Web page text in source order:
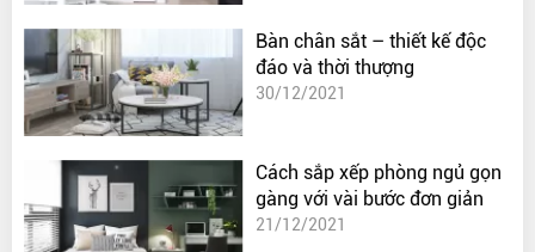
Bàn chân sắt – thiết kế độc
đáo và thời thượng
30/12/2021
Cách sắp xếp phòng ngủ gọn
gàng với vài bước đơn giản
21/12/2021